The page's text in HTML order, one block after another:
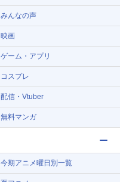
みんなの声
映画
ゲーム・アプリ
コスプレ
配信・Vtuber
無料マンガ
今期アニメ曜日別一覧